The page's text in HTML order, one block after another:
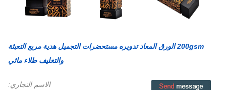
200gsm الورق المعاد تدويره مستحضرات التجميل هدية مربع التعبئة
والتغليف طلاء مائي
الاسم التجاري: